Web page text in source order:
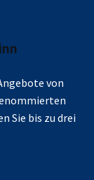
von
Sie bis zu drei